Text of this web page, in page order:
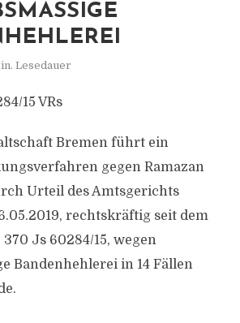
B
Lesedauer
15 VRs
Bremen führt ein
gegen Ramazan
Urteil des Amtsgerichts
rechtskräftig seit dem
370 Js 60284/15, wegen
Bandenhehlerei in 14 Fällen